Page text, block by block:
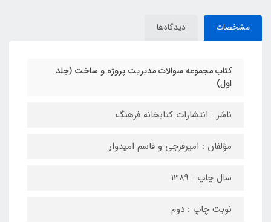
مشخصات دیدگاه‌ها
کتاب مجموعه سوالات مدیریت پروژه و ساخت (جلد
اول)
ناشر : انتشارات کتابخانه فرهنگ
مؤلفان : امیرفرجی و قاسم امیدوار
سال چاپ : 1389
نوبت چاپ : دوم